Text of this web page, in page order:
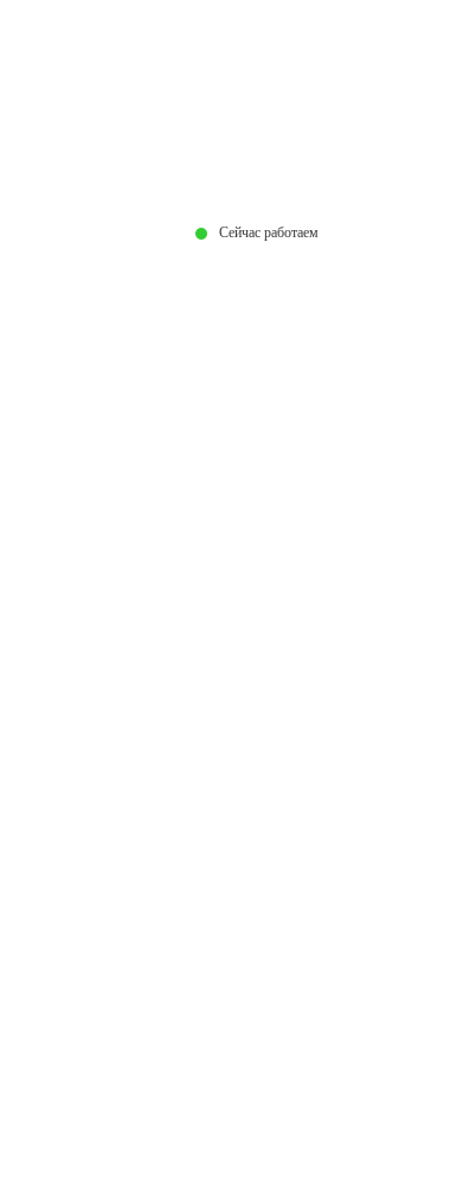
Сейчас работаем